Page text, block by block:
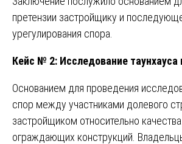
претензии застройщику и
урегулирования спора.
Кейс № 2: Исследование
Основанием для проведения
спор между участниками долевого
застройщиком относительно
ограждающих конструкций.